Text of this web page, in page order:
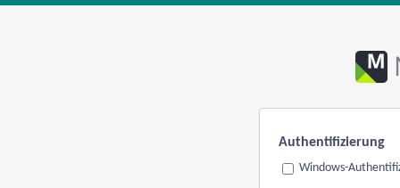
Authentifizierung
Windows-